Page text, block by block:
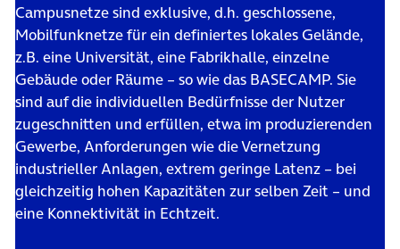
Campusnetze sind exklusive, d.h. geschlossene,
Mobilfunknetze für ein definiertes lokales Gelände,
z.B. eine Universität, eine Fabrikhalle, einzelne
Gebäude oder Räume – so wie das BASECAMP. Sie
sind auf die individuellen Bedürfnisse der Nutzer
zugeschnitten und erfüllen, etwa im produzierenden
Gewerbe, Anforderungen wie die Vernetzung
industrieller Anlagen, extrem geringe Latenz – bei
gleichzeitig hohen Kapazitäten zur selben Zeit – und
eine Konnektivität in Echtzeit.